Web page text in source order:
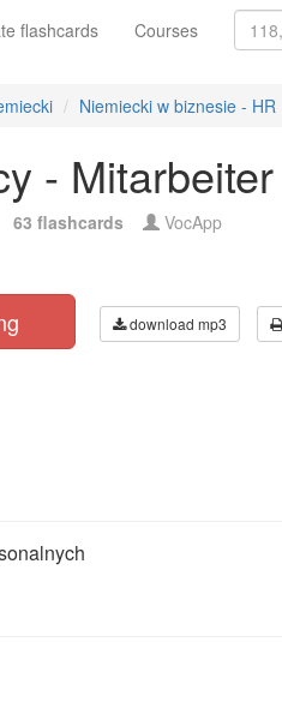
flashcards Courses
Niemiecki w biznesie - HR
- Mitarbeiter
63 flashcards VocApp
download mp3